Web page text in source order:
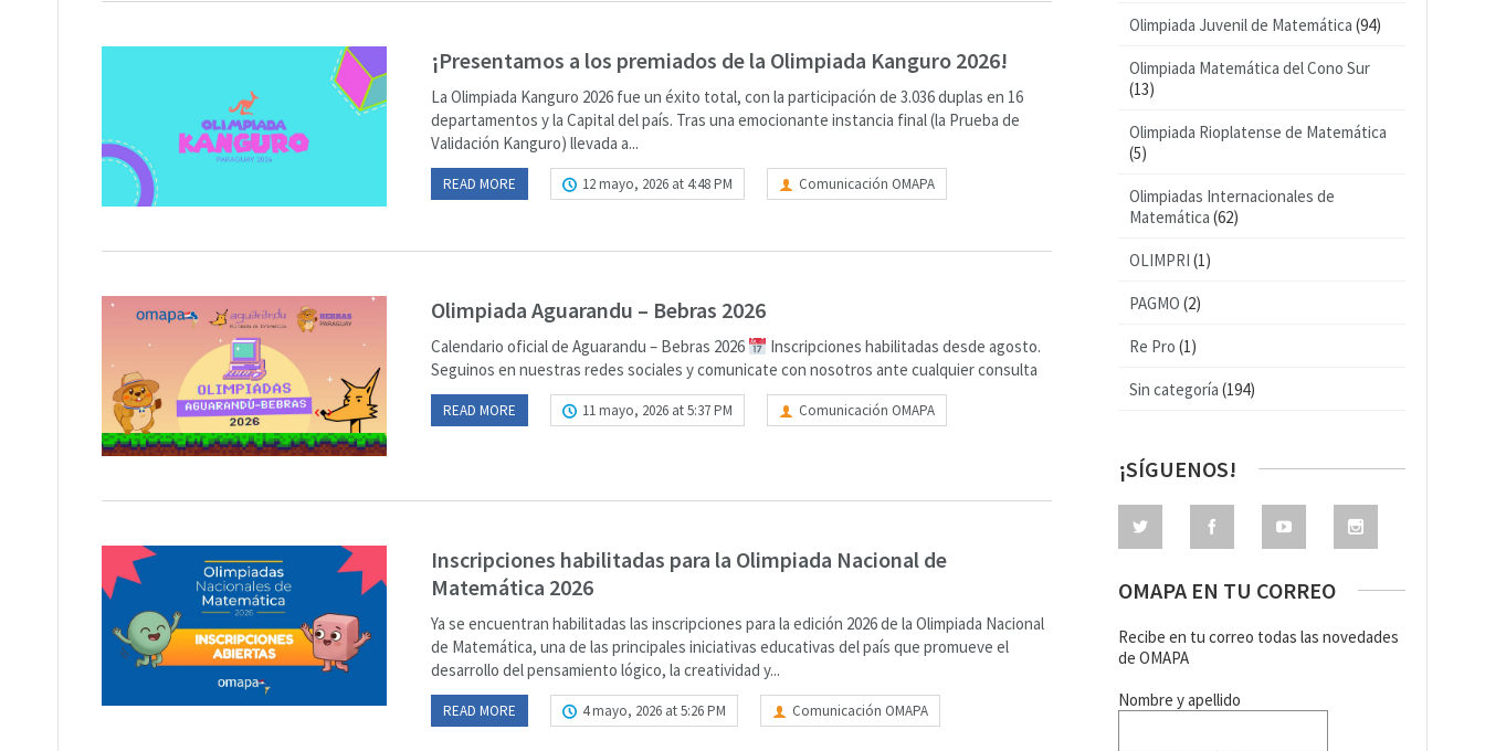
¡Presentamos a los premiados de la Olimpiada Kanguro 2026!
La Olimpiada Kanguro 2026 fue un éxito total, con la participación de 3.036 duplas en 16
departamentos y la Capital del país. Tras una emocionante instancia final (la Prueba de
Validación Kanguro) llevada a...
READ MORE 12 mayo, 2026 at 4:48 PM Comunicación OMAPA
Olimpiada Aguarandu – Bebras 2026
Calendario oficial de Aguarandu – Bebras 2026
Inscripciones habilitadas desde agosto.
Seguinos en nuestras redes sociales y comunicate con nosotros ante cualquier consulta
READ MORE 11 mayo, 2026 at 5:37 PM Comunicación OMAPA
Inscripciones habilitadas para la Olimpiada Nacional de
Matemática 2026
Ya se encuentran habilitadas las inscripciones para la edición 2026 de la Olimpiada Nacional
de Matemática, una de las principales iniciativas educativas del país que promueve el
desarrollo del pensamiento lógico, la creatividad y...
READ MORE 4 mayo, 2026 at 5:26 PM Comunicación OMAPA
Olimpiada Juvenil de Matemática (94)
Olimpiada Matemática del Cono Sur
(13)
Olimpiada Rioplatense de Matemática
(5)
Olimpiadas Internacionales de
Matemática (62)
OLIMPRI (1)
PAGMO (2)
Re Pro (1)
Sin categoría (194)
¡SÍGUENOS!
OMAPA EN TU CORREO
Recibe en tu correo todas las novedades
de OMAPA
Nombre y apellido